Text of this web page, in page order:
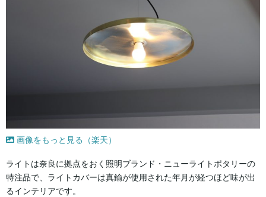
画像をもっと見る（楽天）
ライトは奈良に拠点をおく照明ブランド・ニューライトポタリーの
特注品で、ライトカバーは真鍮が使用された年月が経つほど味が出
るインテリアです。